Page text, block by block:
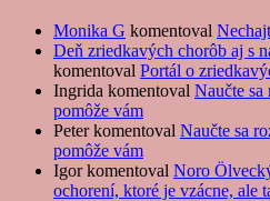
Monika G komentoval
Deň zriedkavých chorôb aj s
komentoval Portál o
Ingrida komentoval Naučte
pomôže vám
Peterkomentoval Naučte sa
pomôže vám
Igorkomentoval Noro
ochorení, ktoré je vzácne, ale